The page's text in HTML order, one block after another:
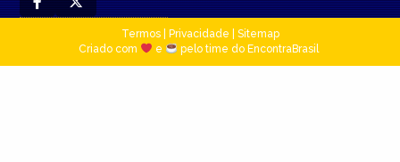
Termos| Privacidade
Sitemap
Criado com
e pelo time do EncontraBrasil